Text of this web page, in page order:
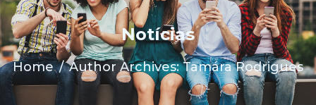
Notícias
Home Author Archives: Tamára Rodrigues